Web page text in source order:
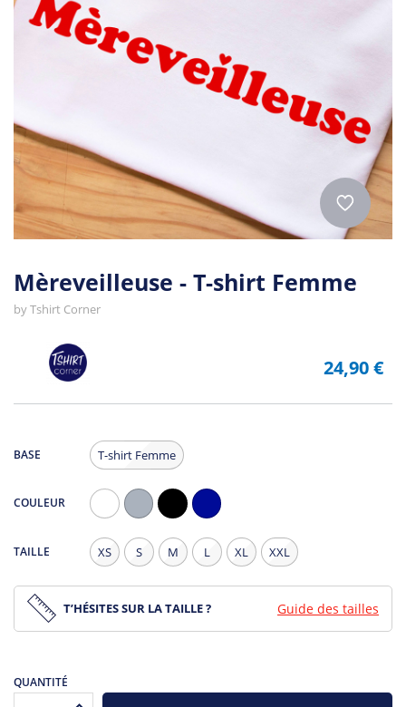
Mèreveilleuse - T-shirt Femme
byTshirt Corner
24,90 €
BASE T-shirt Femme
COULEUR
Chiné
TAILLE XS S M L XL XXL
T’HÉSITES SUR LA TAILLE ? Guide des tailles
QUANTITÉ